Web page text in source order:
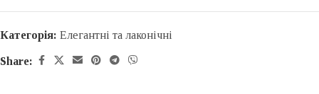
Категорія: Елегантні та лаконічні
Share: